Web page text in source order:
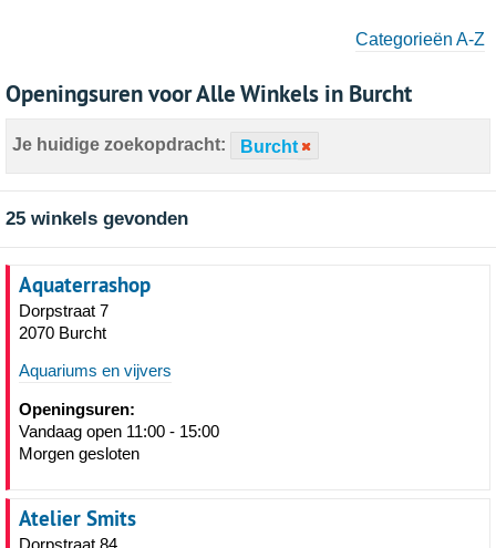
Categorieën A-Z
Openingsuren voor Alle Winkels in Burcht
Je huidige zoekopdracht: Burcht
25 winkels gevonden
Aquaterrashop
Dorpstraat 7
2070 Burcht
Aquariums en vijvers
Openingsuren:
Vandaag open 11:00 - 15:00
Morgen gesloten
Atelier Smits
Dorpstraat 84